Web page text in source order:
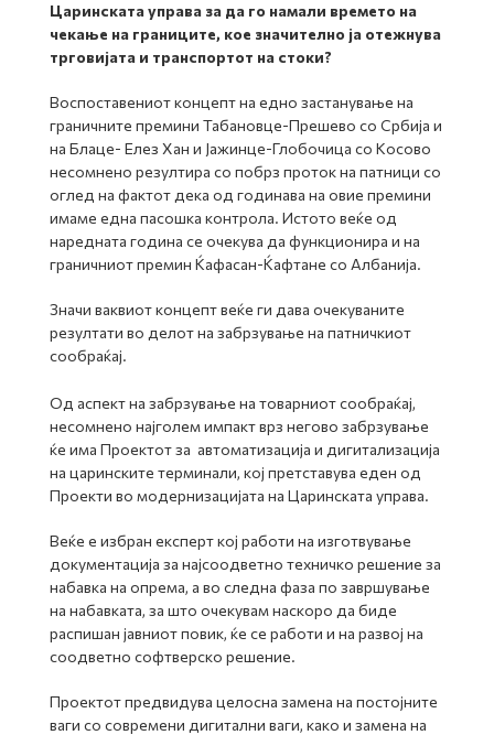
Царинската управа за да го намали времето на
чекање на границите, кое значително ја отежнува
трговијата и транспортот на стоки?
Воспоставениот концепт на едно застанување на
граничните премини Табановце-Прешево со Србија и
на Блаце- Елез Хан и Јажинце-Глобочица со Косово
несомнено резултира со побрз проток на патници со
оглед на фактот дека од годинава на овие премини
имаме една пасошка контрола. Истото веќе од
наредната година се очекува да функционира и на
граничниот премин Ќафасан-Ќафтане со Албанија.
Значи ваквиот концепт веќе ги дава очекуваните
резултати во делот на забрзување на патничкиот
сообраќај.
Од аспект на забрзување на товарниот сообраќај,
несомнено најголем импакт врз негово забрзување
ќе има Проектот за автоматизација и дигитализација
на царинските терминали, кој претставува еден од
Проекти во модернизацијата на Царинската управа.
Веќе е избран експерт кој работи на изготвување
документација за најсоодветно техничко решение за
набавка на опрема, а во следна фаза по завршување
на набавката, за што очекувам наскоро да биде
распишан јавниот повик, ќе се работи и на развој на
соодветно софтверско решение.
Проектот предвидува целосна замена на постојните
ваги со современи дигитални ваги, како и замена на